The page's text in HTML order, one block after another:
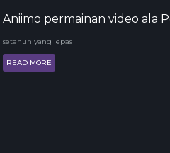
Aniimo permainan video ala
setahun yang lepas
READ MORE